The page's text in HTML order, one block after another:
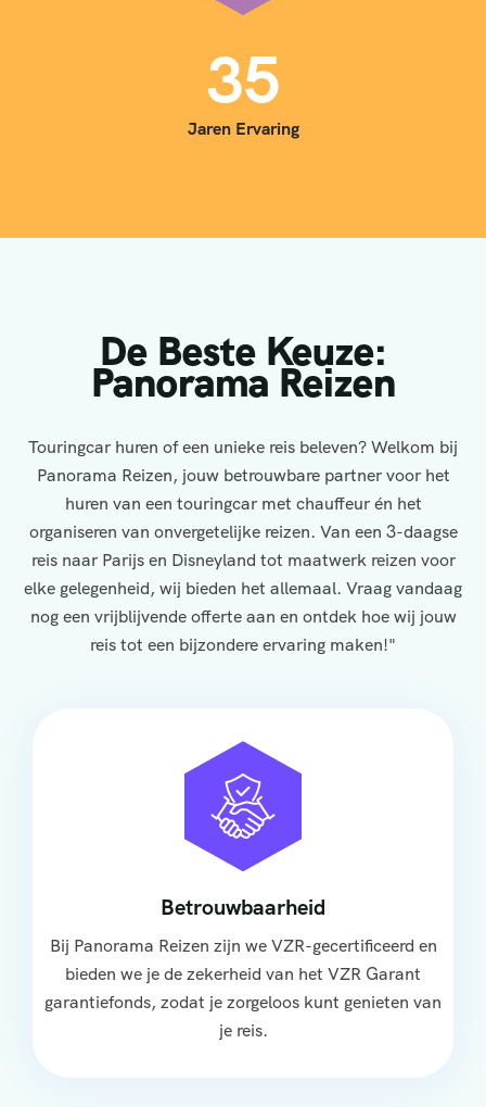
35
Jaren Ervaring
De Beste Keuze:
Panorama Reizen
Touringcar huren of een unieke reis beleven? Welkom bij
Panorama Reizen, jouw betrouwbare partner voor het
huren van een touringcar met chauffeur én het
organiseren van onvergetelijke reizen. Van een 3-daagse
reis naar Parijs en Disneyland tot maatwerk reizen voor
elke gelegenheid, wij bieden het allemaal. Vraag vandaag
nog een vrijblijvende offerte aan en ontdek hoe wij jouw
reis tot een bijzondere ervaring maken!"
Betrouwbaarheid
Bij Panorama Reizen zijn we VZR-gecertificeerd en
bieden we je de zekerheid van het VZR Garant
garantiefonds, zodat je zorgeloos kunt genieten van
je reis.